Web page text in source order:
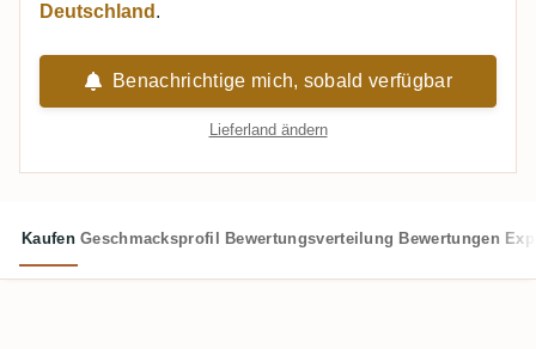
Deutschland .
Benachrichtige mich, sobald verfügbar
Lieferland ändern
Kaufen Geschmacksprofil Bewertungsverteilung Bewertungen